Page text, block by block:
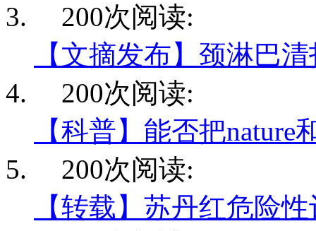
200次阅读:
【文摘发布】颈淋巴
200次阅读:
【科普】能否把nature
200次阅读:
【转载】苏丹红危险